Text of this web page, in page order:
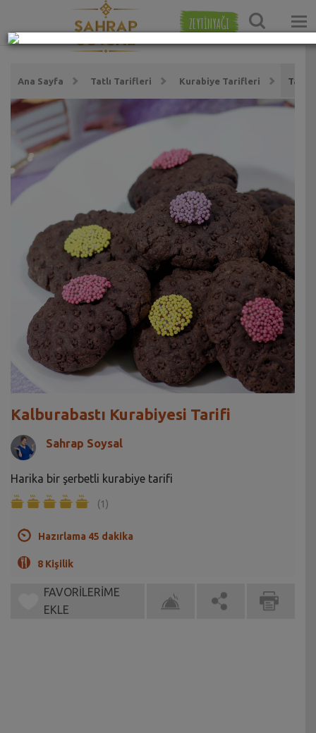
ZEYTİNYAĞI
Ana Sayfa Tatlı Tarifleri Kurabiye Tarifleri Tatlı
Kalburabastı Kurabiyesi Tarifi
Sahrap Soysal
Harika bir şerbetli kurabiye tarifi
(1)
Hazırlama 45 dakika
8 Kişilik
FAVORİLERİME
EKLE